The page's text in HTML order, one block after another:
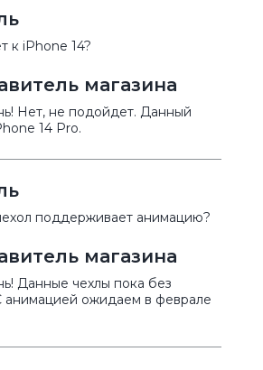
к iPhone 14?
магазина
Нет, не подойдет. Данный
14 Pro.
поддерживает анимацию?
магазина
Данные чехлы пока без
анимацией ожидаем в феврале